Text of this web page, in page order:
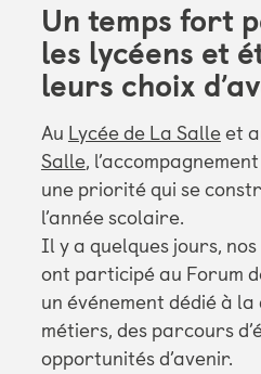
Un temps fort
les lycéens et
leurs choix
Au Lycée de La Salleet
Salle,
une priorité qui se
l’année scolaire.
Il y a quelques jours,
ont participé au Forum
un événement dédié à
métiers, des parcours
opportunités d’avenir.